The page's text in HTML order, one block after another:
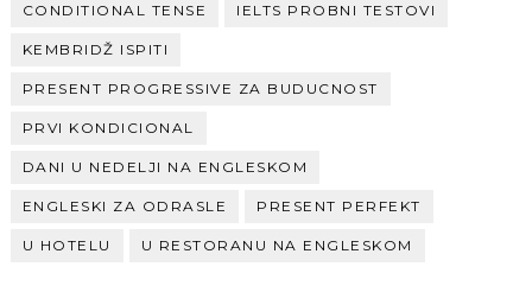
CONDITIONAL TENSE IELTS PROBNI TESTOVI
KEMBRIDŽ ISPITI
PRESENT PROGRESSIVE ZA BUDUCNOST
PRVI KONDICIONAL
DANI U NEDELJI NA ENGLESKOM
ENGLESKI ZA ODRASLE PRESENT PERFEKT
U HOTELU U RESTORANU NA ENGLESKOM